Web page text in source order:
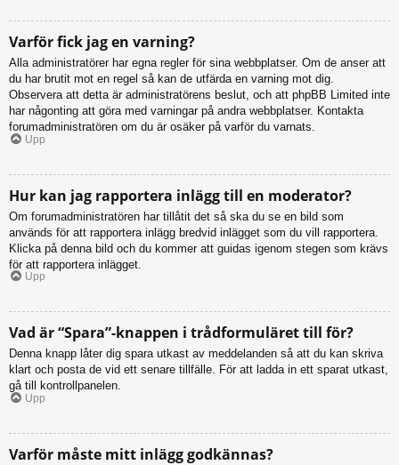
Varför fick jag en varning?
Alla administratörer har egna regler för sina webbplatser. Om de anser att
du har brutit mot en regel så kan de utfärda en varning mot dig.
Observera att detta är administratörens beslut, och att phpBB Limited inte
har någonting att göra med varningar på andra webbplatser. Kontakta
forumadministratören om du är osäker på varför du varnats.
Upp
Hur kan jag rapportera inlägg till en moderator?
Om forumadministratören har tillåtit det så ska du se en bild som
används för att rapportera inlägg bredvid inlägget som du vill rapportera.
Klicka på denna bild och du kommer att guidas igenom stegen som krävs
för att rapportera inlägget.
Upp
Vad är “Spara”-knappen i trådformuläret till för?
Denna knapp låter dig spara utkast av meddelanden så att du kan skriva
klart och posta de vid ett senare tillfälle. För att ladda in ett sparat utkast,
gå till kontrollpanelen.
Upp
Varför måste mitt inlägg godkännas?